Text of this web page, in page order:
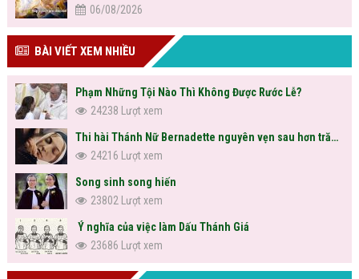
06/08/2026
BÀI VIẾT XEM NHIỀU
Phạm Những Tội Nào Thì Không Được Rước Lễ?
24238 Lượt xem
Thi hài Thánh Nữ Bernadette nguyên vẹn sau hơn trăm năm
24216 Lượt xem
Song sinh song hiến
23802 Lượt xem
Ý nghĩa của việc làm Dấu Thánh Giá
23686 Lượt xem